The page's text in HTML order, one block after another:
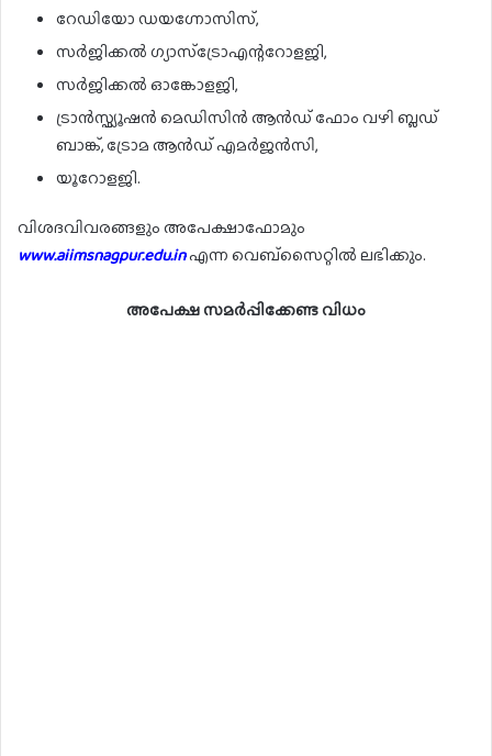
റേഡിയോ ഡയഗ്നോസിസ്,
സർജിക്കൽ ഗ്യാസ്ട്രോഎന്ററോളജി,
സർജിക്കൽ ഓങ്കോളജി,
ട്രാൻസ്ഫ്യൂഷൻ മെഡിസിൻ ആൻഡ് ഫോം വഴി ബ്ലഡ്
ബാങ്ക്, ട്രോമ ആൻഡ് എമർജൻസി,
യൂറോളജി.
വിശദവിവരങ്ങളും അപേക്ഷാഫോമും
www.aiimsnagpur.edu.inഎന്ന വെബ്സൈറ്റിൽ ലഭിക്കും.
അപേക്ഷ സമർപ്പിക്കേണ്ട വിധം